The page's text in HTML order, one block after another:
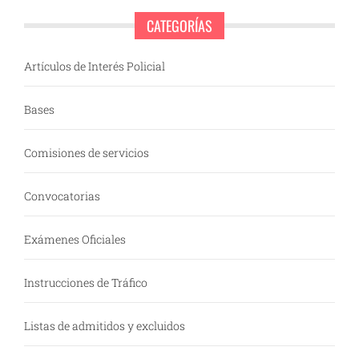
CATEGORÍAS
Artículos de Interés Policial
Bases
Comisiones de servicios
Convocatorias
Exámenes Oficiales
Instrucciones de Tráfico
Listas de admitidos y excluidos